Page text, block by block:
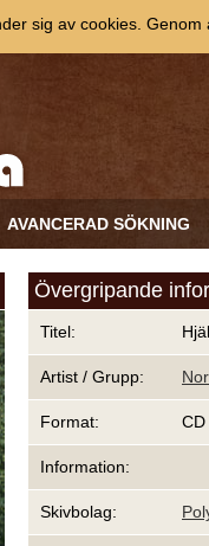
AVANCERAD SÖKNING
Övergripande
Titel:
Artist / Grupp:
Format: CD
Information:
Skivbolag:
sig av cookies.